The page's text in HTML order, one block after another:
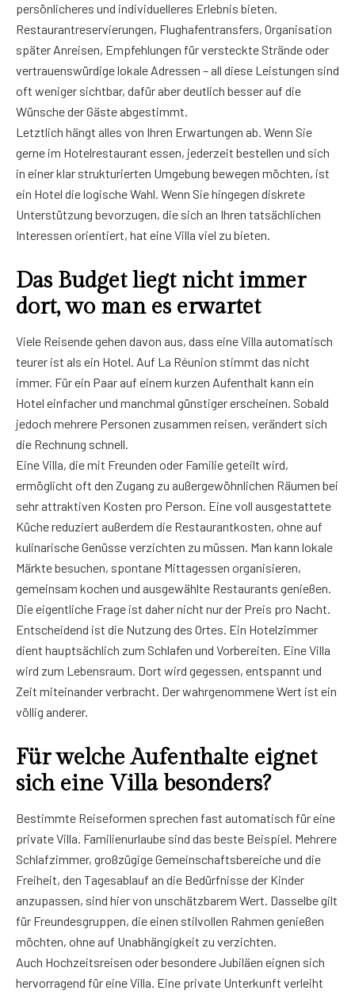
persönlicheres und individuelleres Erlebnis bieten.
Restaurantreservierungen, Flughafentransfers, Organisation
später Anreisen, Empfehlungen für versteckte Strände oder
vertrauenswürdige lokale Adressen – all diese Leistungen sind
oft weniger sichtbar, dafür aber deutlich besser auf die
Wünsche der Gäste abgestimmt.
Letztlich hängt alles von Ihren Erwartungen ab. Wenn Sie
gerne im Hotelrestaurant essen, jederzeit bestellen und sich
in einer klar strukturierten Umgebung bewegen möchten, ist
ein Hotel die logische Wahl. Wenn Sie hingegen diskrete
Unterstützung bevorzugen, die sich an Ihren tatsächlichen
Interessen orientiert, hat eine Villa viel zu bieten.
Das Budget liegt nicht immer
dort, wo man es erwartet
Viele Reisende gehen davon aus, dass eine Villa automatisch
teurer ist als ein Hotel. Auf La Réunion stimmt das nicht
immer. Für ein Paar auf einem kurzen Aufenthalt kann ein
Hotel einfacher und manchmal günstiger erscheinen. Sobald
jedoch mehrere Personen zusammen reisen, verändert sich
die Rechnung schnell.
Eine Villa, die mit Freunden oder Familie geteilt wird,
ermöglicht oft den Zugang zu außergewöhnlichen Räumen bei
sehr attraktiven Kosten pro Person. Eine voll ausgestattete
Küche reduziert außerdem die Restaurantkosten, ohne auf
kulinarische Genüsse verzichten zu müssen. Man kann lokale
Märkte besuchen, spontane Mittagessen organisieren,
gemeinsam kochen und ausgewählte Restaurants genießen.
Die eigentliche Frage ist daher nicht nur der Preis pro Nacht.
Entscheidend ist die Nutzung des Ortes. Ein Hotelzimmer
dient hauptsächlich zum Schlafen und Vorbereiten. Eine Villa
wird zum Lebensraum. Dort wird gegessen, entspannt und
Zeit miteinander verbracht. Der wahrgenommene Wert ist ein
völlig anderer.
Für welche Aufenthalte eignet
sich eine Villa besonders?
Bestimmte Reiseformen sprechen fast automatisch für eine
private Villa. Familienurlaube sind das beste Beispiel. Mehrere
Schlafzimmer, großzügige Gemeinschaftsbereiche und die
Freiheit, den Tagesablauf an die Bedürfnisse der Kinder
anzupassen, sind hier von unschätzbarem Wert. Dasselbe gilt
für Freundesgruppen, die einen stilvollen Rahmen genießen
möchten, ohne auf Unabhängigkeit zu verzichten.
Auch Hochzeitsreisen oder besondere Jubiläen eignen sich
hervorragend für eine Villa. Eine private Unterkunft verleiht